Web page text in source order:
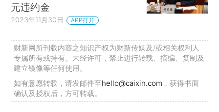
元违约金
2023年11月30日 APP打开
财新网所刊载内容之知识产权为财新传媒及/或相关权利人
专属所有或持有。未经许可，禁止进行转载、摘编、复制及
建立镜像等任何使用。
如有意愿转载，请发邮件至hello@caixin.com ，获得书面
确认及授权后，方可转载。